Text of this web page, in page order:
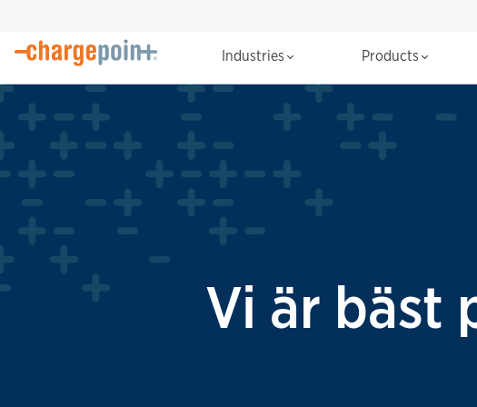
Industries Products
Vi är bäst